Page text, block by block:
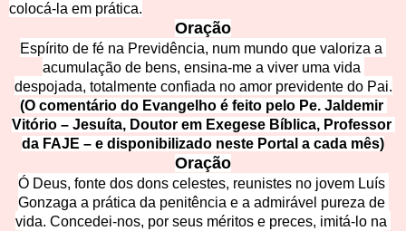
colocá-la em prática.
Oração
Espírito de fé na Previdência, num mundo que valoriza a
acumulação de bens, ensina-me a viver uma vida
despojada, totalmente confiada no amor previdente do Pai.
(O comentário do Evangelho é feito pelo Pe. Jaldemir
Vitório – Jesuíta, Doutor em Exegese Bíblica, Professor
da FAJE – e disponibilizado neste Portal a cada mês)
Oração
Ó Deus, fonte dos dons celestes, reunistes no jovem Luís
Gonzaga a prática da penitência e a admirável pureza de
vida. Concedei-nos, por seus méritos e preces, imitá-lo na